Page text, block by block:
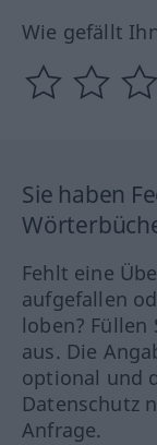
Wie gefällt
Sie haben
Fehlt eine
aufgefallen
loben? Füllen
aus. Die
optional und
Datenschutz
Anfrage.